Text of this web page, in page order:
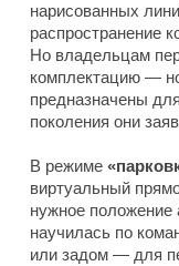
нарисованных
распространение
Но владельцам
комплектацию —
предназначены для
поколения они
В режиме
виртуальный
нужное положение
научилась по
или задом — для